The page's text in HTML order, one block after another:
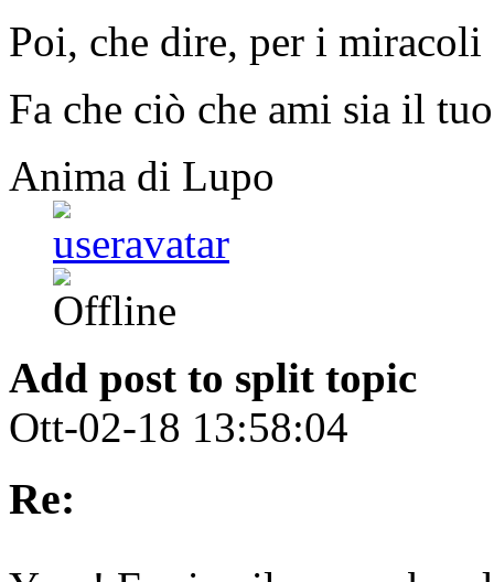
Poi, che dire, per i
Fa che ciò che ami sia il
Anima di Lupo
Add post to split topic
Ott-02-18 13:58:04
Re: